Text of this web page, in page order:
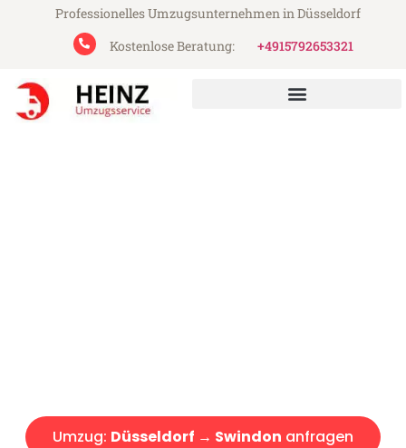
Professionelles Umzugsunternehmen in Düsseldorf
Kostenlose Beratung:
+4915792653321
Umzug: Düsseldorf → Swindon anfragen